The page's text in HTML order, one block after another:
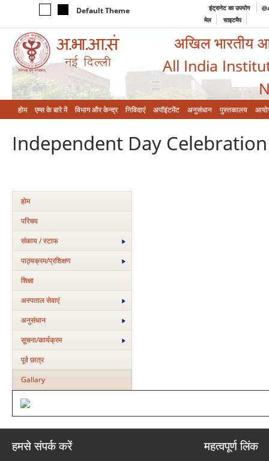
Default Theme इंट्रानेट का उपयोग
मेल
साइटमैप
अखिल भारतीय
All India
होम एम्‍स के बारे में विभाग और केन्‍द्र निविदाएं अपॉइंटमेंट अनुसंधान पुस्तकालय
Independent Day Celebration
होम
परिचय
संकाय / स्टाफ
पाठ्यक्रम/प्रशिक्षण
शिक्षा
अस्‍पताल सेवाएं
अनुसंधान
सूचना/कार्यक्रम
पूर्व छात्र
Gallary
हमसे संपर्क करें महत्वपूर्ण लिंक